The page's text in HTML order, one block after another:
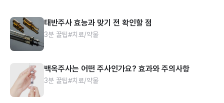
태반주사 효능과 맞기 전 확인할 점
3분 꿀팁#치료/약물
백옥주사는 어떤 주사인가요? 효과와 주의사항
3분 꿀팁#치료/약물